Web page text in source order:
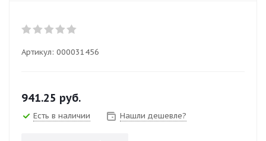
Артикул: 000031456
941.25 руб.
Есть в наличии Нашли дешевле?